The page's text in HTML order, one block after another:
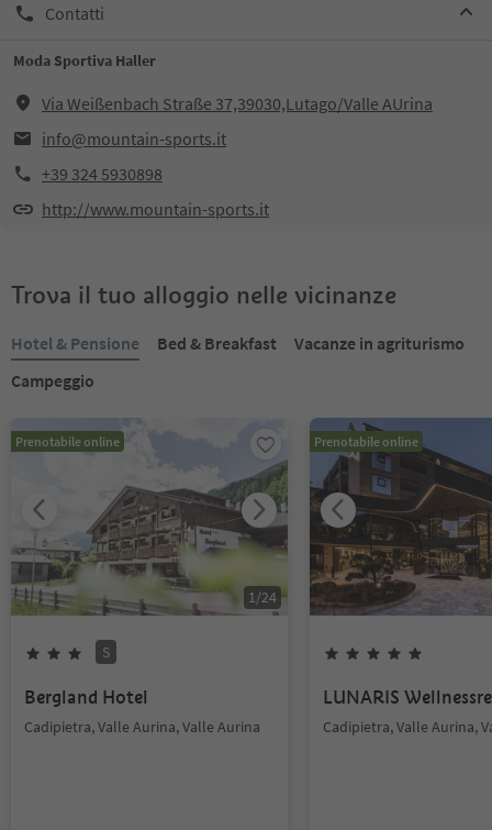
Contatti
Moda Sportiva Haller
Via Weißenbach Straße 37,39030,Lutago/Valle AUrina
info@mountain-sports.it
+39 324 5930898
http://www.mountain-sports.it
Trova il tuo alloggio nelle vicinanze
Hotel & Pensione Bed & Breakfast
Vacanze in agriturismo
Campeggio
Prenotabile online
1/24
S
Bergland Hotel
Cadipietra, Valle Aurina, Valle Aurina
Prenotabile online
LUNARIS
Cadipietra, Valle Aurina,